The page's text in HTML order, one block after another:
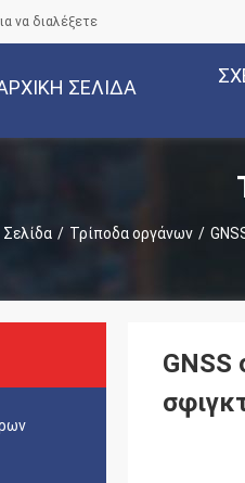
να διαλέξετε
ΣΕΛΊΔΑ
/ Τρίποδα οργάνων /
GNSS